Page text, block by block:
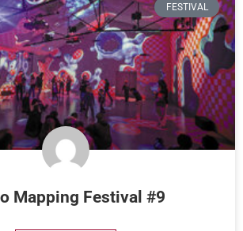
FESTIVAL
Mapping Festival #9